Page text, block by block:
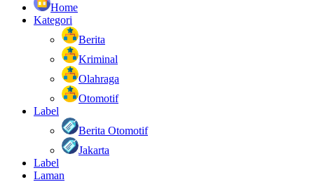
Home
Kategori
Berita
Kriminal
Olahraga
Otomotif
Label
Berita Otomotif
Jakarta
Label
Laman